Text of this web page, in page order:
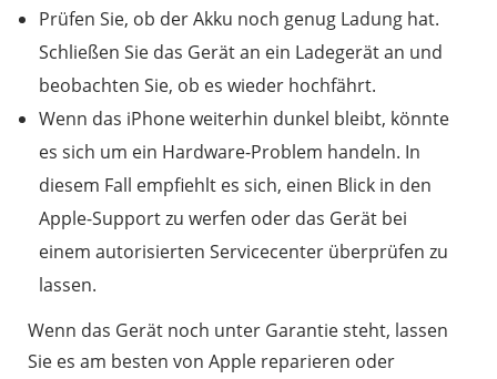
Prüfen Sie, ob der Akku noch genug Ladung hat.
Schließen Sie das Gerät an ein Ladegerät an und
beobachten Sie, ob es wieder hochfährt.
Wenn das iPhone weiterhin dunkel bleibt, könnte
es sich um ein Hardware-Problem handeln. In
diesem Fall empfiehlt es sich, einen Blick in den
Apple-Support zu werfen oder das Gerät bei
einem autorisierten Servicecenter überprüfen zu
lassen.
Wenn das Gerät noch unter Garantie steht, lassen
Sie es am besten von Apple reparieren oder